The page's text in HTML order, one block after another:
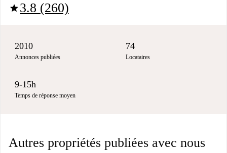
star3.8 (260)
2010
Annonces publiées
74
Locataires
9-15h
Temps de réponse moyen
Autres propriétés publiées avec nous